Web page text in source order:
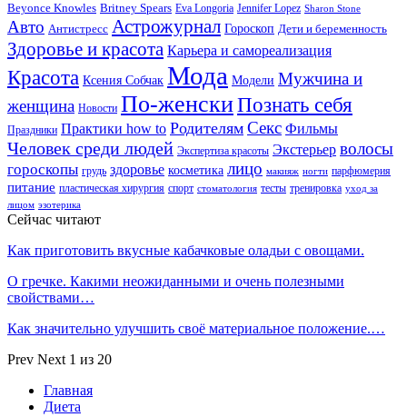
Beyonce Knowles Britney Spears Eva Longoria Jennifer Lopez Sharon Stone
Авто Антистресс Астрожурнал Гороскоп Дети и беременность
Здоровье и красота Карьера и самореализация
Красота Ксения Собчак Мода Модели Мужчина и
женщина Новости По-женскиПознать себя
Праздники Практики how to Родителям Секс Фильмы
Человек среди людей Экспертиза красоты Экстерьер волосы
гороскопы грудь здоровье косметика лицо макияж ногти парфюмерия
питание пластическая хирургия спорт стоматология тесты тренировка уход за
лицом эзотерика
Сейчас читают
Как приготовить вкусные кабачковые оладьи с овощами.
О гречке. Какими неожиданными и очень полезными
свойствами…
Как значительно улучшить своё материальное положение.…
Prev Next 1 из 20
Главная
Диета